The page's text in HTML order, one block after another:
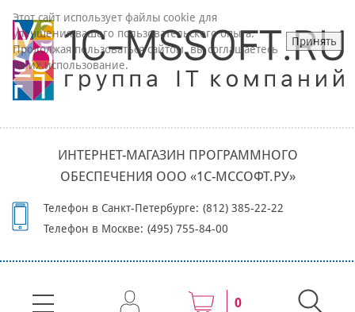
ИНТЕРНЕТ-МАГАЗИН ПРОГРАММНОГО
ОБЕСПЕЧЕНИЯ ООО «1С-МССОФТ.РУ»
Телефон в Санкт-Петербурге: (812) 385-22-22
Телефон в Москве: (495) 755-84-00
0
Этот сайт использует файлы cookie для
улучшения вашего пользовательского опыта.
Продолжая пользоваться сайтом, вы соглашаетесь
на их использование.
Принять